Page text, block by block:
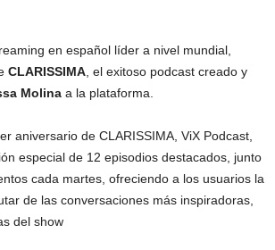
en español líder a nivel mundial,
CLARISSIMA , el exitoso podcast creado y
Molina a la plataforma.
aniversario de CLARISSIMA, ViX Podcast,
especial de 12 episodios destacados, junto
cada martes, ofreciendo a los usuarios la
de las conversaciones más inspiradoras,
del show